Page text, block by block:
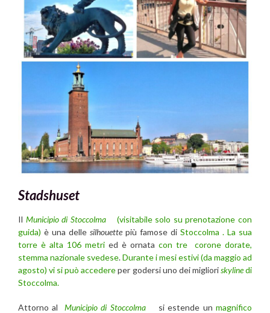
Stadshuset
Il Municipio di Stoccolma
(visitabile solo su prenotazione con
guida) è una delle silhouette più famose di Stoccolma . La sua
torre è alta 106 metri ed è ornata con tre corone dorate,
stemma nazionale svedese.Durante i mesi estivi (da maggio ad
agosto) vi si può accedereper godersi uno dei miglioriskylinedi
Stoccolma.
Attorno al Municipio di Stoccolma si estende unmagnifico